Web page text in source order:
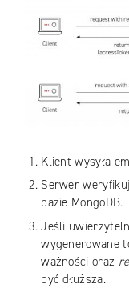
Klient wysyła
Serwer
bazie MongoDB.
Jeśli
wygenerowane
ważności oraz
być dłuższa.